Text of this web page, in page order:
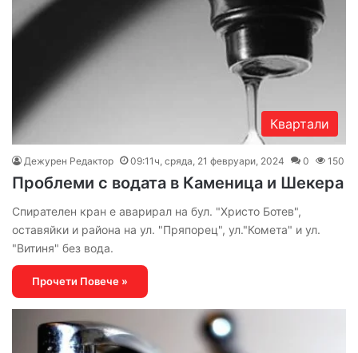
Квартали
Дежурен Редактор 09:11ч, сряда, 21 февруари, 2024 0 150
Проблеми с водата в Каменица и Шекера
Спирателен кран е аварирал на бул. "Христо Ботев",
оставяйки и района на ул. "Пряпорец", ул."Комета" и ул.
"Витиня" без вода.
Прочети Повече »